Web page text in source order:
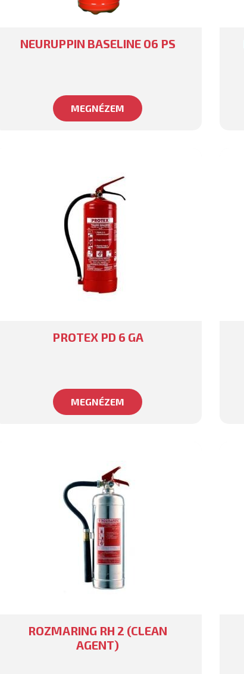
NEURUPPIN BASELINE 06 PS
MEGNÉZEM
PROTEX PD 6 GA
MEGNÉZEM
ROZMARING RH 2 (CLEAN
AGENT)